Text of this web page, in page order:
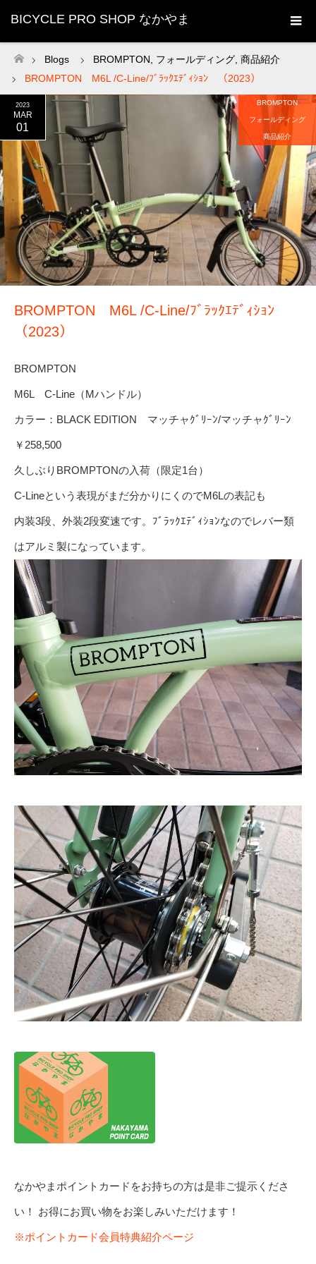
BICYCLE PRO SHOP なかやま
ホーム
Blogs BROMPTON フォールディング 商品紹介
BROMPTON M6L /C-Line/ﾌﾞﾗｯｸｴﾃﾞｨｼｮﾝ （2023）
2023
MAR
01
BROMPTON
フォールディング
商品紹介
BROMPTON M6L /C-Line/ﾌﾞﾗｯｸｴﾃﾞｨｼｮﾝ
（2023）
BROMPTON
M6L C-Line（Mハンドル）
カラー：BLACK EDITION マッチャｸﾞﾘｰﾝ/マッチャｸﾞﾘｰﾝ
￥258,500
久しぶりBROMPTONの入荷（限定1台）
C-Lineという表現がまだ分かりにくのでM6Lの表記も
内装3段、外装2段変速です。ﾌﾞﾗｯｸｴﾃﾞｨｼｮﾝなのでレバー類
はアルミ製になっています。
なかやまポイントカードをお持ちの方は是非ご提示くださ
い！ お得にお買い物をお楽しみいただけます！
※ポイントカード会員特典紹介ページ